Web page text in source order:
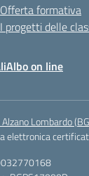
Offerta formativa
I progetti delle
Albo on line
Lombardo
elettronica